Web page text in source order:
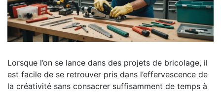
Lorsque l’on se lance dans des projets de bricolage, il
est facile de se retrouver pris dans l’effervescence de
la créativité sans consacrer suffisamment de temps à